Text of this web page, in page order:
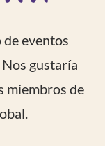
de eventos
. Nos gustaría
miembros de